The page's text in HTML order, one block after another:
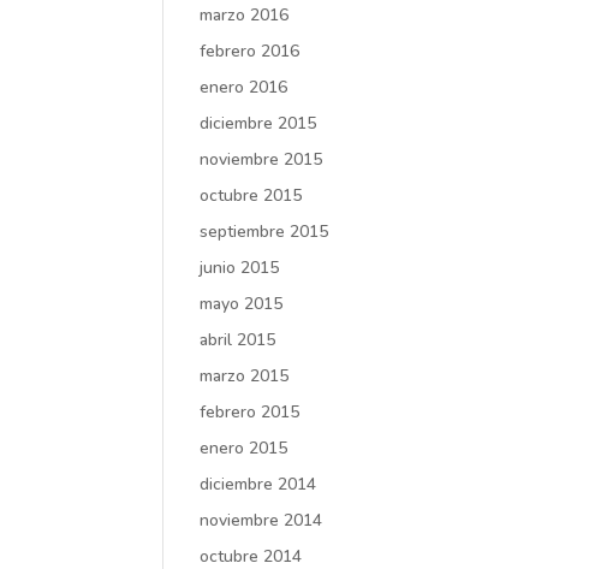
marzo 2016
febrero 2016
enero 2016
diciembre 2015
noviembre 2015
octubre 2015
septiembre 2015
junio 2015
mayo 2015
abril 2015
marzo 2015
febrero 2015
enero 2015
diciembre 2014
noviembre 2014
octubre 2014